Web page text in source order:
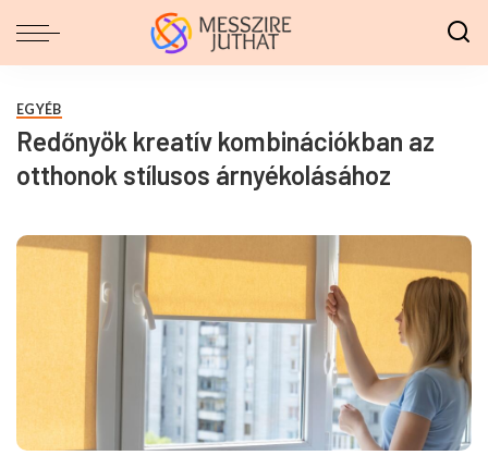
EGYÉB
Redőnyök kreatív kombinációkban az
otthonok stílusos árnyékolásához